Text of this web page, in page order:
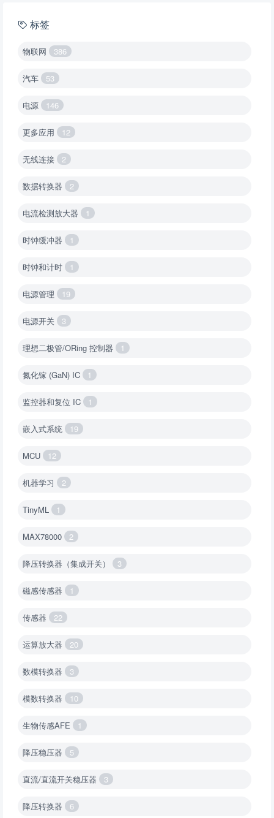
标签
物联网 386
汽车 53
电源 146
更多应用 12
无线连接 2
数据转换器 2
电流检测放大器 1
时钟缓冲器 1
时钟和计时 1
电源管理 19
电源开关 3
理想二极管/ORing 控制器 1
氮化镓 (GaN) IC 1
监控器和复位 IC 1
嵌入式系统 19
MCU 12
机器学习 2
TinyML 1
MAX78000 2
降压转换器（集成开关） 3
磁感传感器 1
传感器 22
运算放大器 20
数模转换器 3
模数转换器 10
生物传感AFE 1
降压稳压器 5
直流/直流开关稳压器 3
降压转换器 6